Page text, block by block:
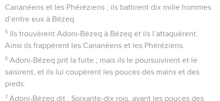
Cananéens et les Phéréziens ; ils battirent dix mille hommes
d’entre eux à Bézeq.
5 Ils trouvèrent Adoni-Bézeq à Bézeq et ils l’attaquèrent.
Ainsi ils frappèrent les Cananéens et les Phéréziens.
6 Adoni-Bézeq prit la fuite ; mais ils le poursuivirent et le
saisirent, et ils lui coupèrent les pouces des mains et des
pieds.
7 Adoni-Bézeq dit : Soixante-dix rois, ayant les pouces des